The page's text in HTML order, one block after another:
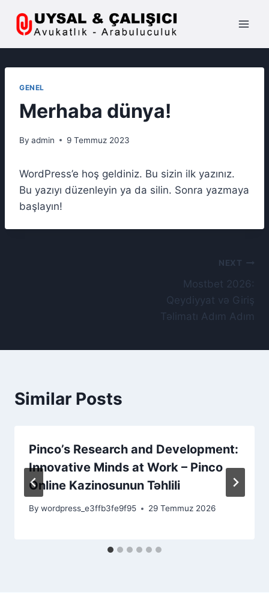
GENEL
Merhaba dünya!
By admin 9 Temmuz 2023
WordPress’e hoş geldiniz. Bu sizin ilk yazınız.
Bu yazıyı düzenleyin ya da silin. Sonra yazmaya
başlayın!
NEXT
Mostbet 2026:
Qeydiyyat və Giriş
Təlimatı Adım Adım
Similar Posts
Pinco’s Research and Development:
Innovative Minds at Work – Pinco
Online Kazinosunun Təhlili
By wordpress_e3ffb3fe9f95 29 Temmuz 2026